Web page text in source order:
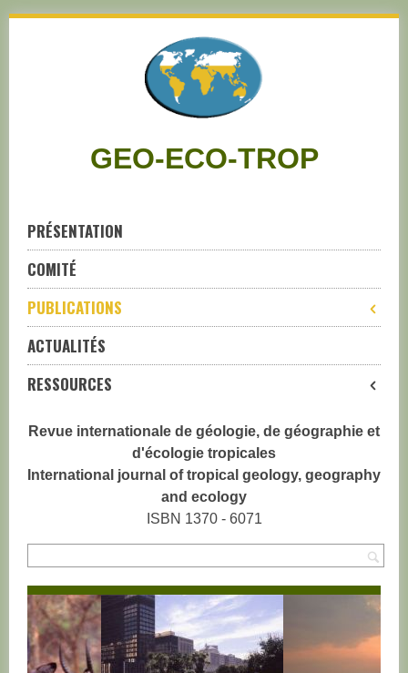
GEO-ECO-TROP
PRÉSENTATION
COMITÉ
PUBLICATIONS
ACTUALITÉS
RESSOURCES
Revue internationale de géologie, de géographie et
d'écologie tropicales
International journal of tropical geology, geography
and ecology
ISBN 1370 - 6071